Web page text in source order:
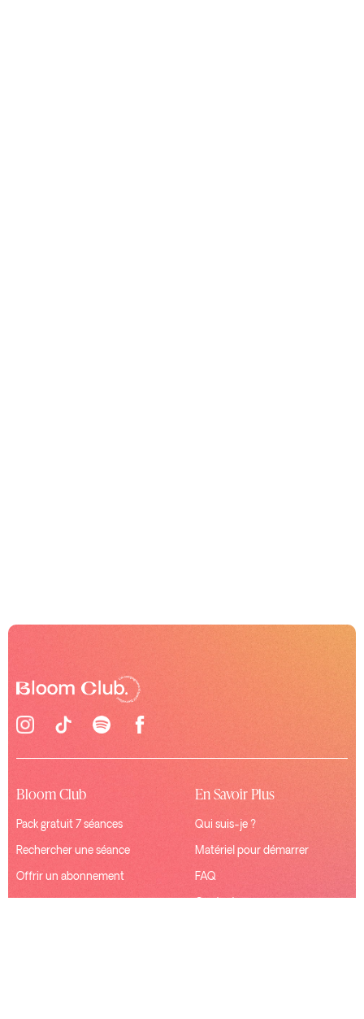
Bloom Club
Pack gratuit 7 séances
Rechercher une séance
Offrir un abonnement
En Savoir Plus
Qui suis-je ?
Matériel pour démarrer
FAQ